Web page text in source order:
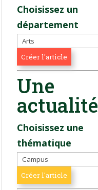
Choisissez un
département
Une
actualité
Choisissez une
thématique